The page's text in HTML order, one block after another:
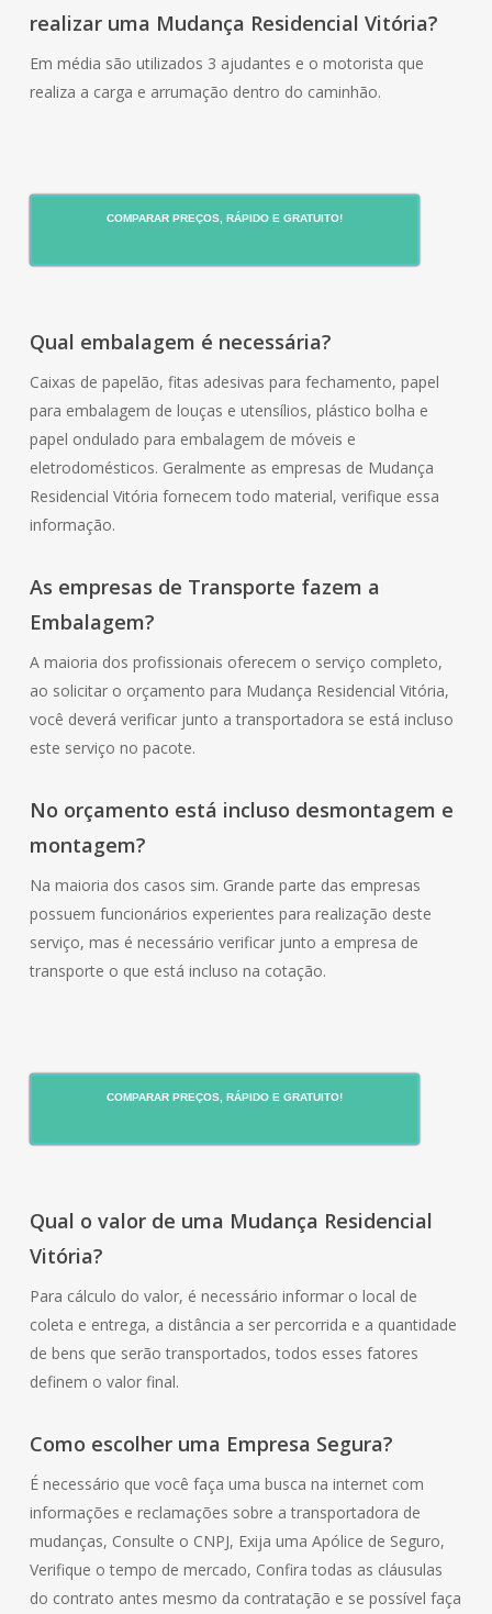
realizar uma Mudança Residencial Vitória?
Em média são utilizados 3 ajudantes e o motorista que
realiza a carga e arrumação dentro do caminhão.
COMPARAR PREÇOS, RÁPIDO E GRATUITO!
Qual embalagem é necessária?
Caixas de papelão, fitas adesivas para fechamento, papel
para embalagem de louças e utensílios, plástico bolha e
papel ondulado para embalagem de móveis e
eletrodomésticos. Geralmente as empresas de Mudança
Residencial Vitória fornecem todo material, verifique essa
informação.
As empresas de Transporte fazem a
Embalagem?
A maioria dos profissionais oferecem o serviço completo,
ao solicitar o orçamento para Mudança Residencial Vitória,
você deverá verificar junto a transportadora se está incluso
este serviço no pacote.
No orçamento está incluso desmontagem e
montagem?
Na maioria dos casos sim. Grande parte das empresas
possuem funcionários experientes para realização deste
serviço, mas é necessário verificar junto a empresa de
transporte o que está incluso na cotação.
COMPARAR PREÇOS, RÁPIDO E GRATUITO!
Qual o valor de uma Mudança Residencial
Vitória?
Para cálculo do valor, é necessário informar o local de
coleta e entrega, a distância a ser percorrida e a quantidade
de bens que serão transportados, todos esses fatores
definem o valor final.
Como escolher uma Empresa Segura?
É necessário que você faça uma busca na internet com
informações e reclamações sobre a transportadora de
mudanças, Consulte o CNPJ, Exija uma Apólice de Seguro,
Verifique o tempo de mercado, Confira todas as cláusulas
do contrato antes mesmo da contratação e se possível faça